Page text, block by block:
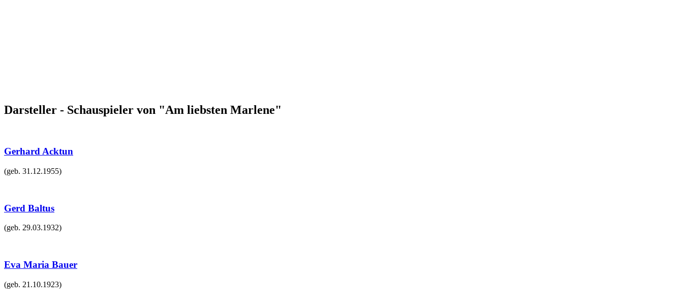
Darsteller - Schauspieler von "Am liebsten Marlene"
Gerhard Acktun
(geb. 31.12.1955)
Gerd Baltus
(geb. 29.03.1932)
Eva Maria Bauer
(geb. 21.10.1923)